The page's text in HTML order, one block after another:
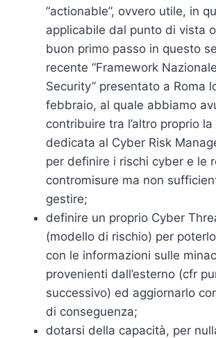
“actionable”, ovvero utile, in
applicabile dal punto di vista
buon primo passo in questo
recente “Framework
Security” presentato a Roma
febbraio, al quale abbiamo
contribuire tra l’altro proprio la
dedicata al Cyber Risk
per definire i rischi cyber e le
contromisure ma non
gestire;
definire un proprio Cyber
(modello di rischio) per
con le informazioni sulle
provenienti dall’esterno (cfr
successivo) ed aggiornarlo
di conseguenza;
dotarsi della capacità, per